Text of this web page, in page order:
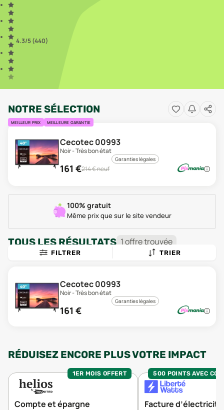
4.3/5 (440)
NOTRE SÉLECTION
MEILLEUR PRIX MEILLEURE GARANTIE
Cecotec 00993
Noir - Très bon état
Garanties légales
161 €214€ neuf
100% gratuit
Même prix que sur le site vendeur
TOUS LES RÉSULTATS 1offretrouvée
FILTRER TRIER
Cecotec 00993
Noir - Très bon état
Garanties légales
161 €
RÉDUISEZ ENCORE PLUS VOTRE IMPACT
1ER MOIS OFFERT
Compte et épargne
500 POINTS AVEC
Facture d’électricité